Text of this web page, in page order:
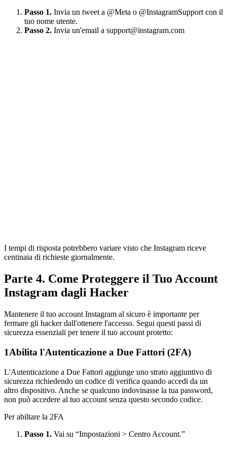
Passo 1. Invia un tweet a @Meta o @InstagramSupport con il
tuo nome utente.
Passo 2. Invia un'email a support@instagram.com
I tempi di risposta potrebbero variare visto che Instagram riceve
centinaia di richieste giornalmente.
Parte 4. Come Proteggere il Tuo Account
Instagram dagli Hacker
Mantenere il tuo account Instagram al sicuro è importante per
fermare gli hacker dall'ottenere l'accesso. Segui questi passi di
sicurezza essenziali per tenere il tuo account protetto:
1Abilita l'Autenticazione a Due Fattori (2FA)
L'Autenticazione a Due Fattori aggiunge uno strato aggiuntivo di
sicurezza richiedendo un codice di verifica quando accedi da un
altro dispositivo. Anche se qualcuno indovinasse la tua password,
non può accedere al tuo account senza questo secondo codice.
Per abiltare la 2FA
Passo 1. Vai su “Impostazioni > Centro Account.”